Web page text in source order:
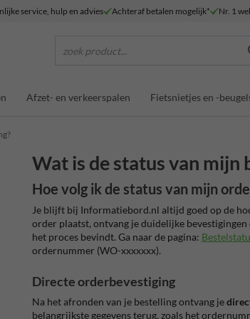
service, hulp en advies Achteraf betalen mogelijk* Nr. 1
zoek product...
Afzet- en verkeerspalen Fietsnietjes en -
Wat is de status van mijn
Hoe volg ik de status van mijn
Je blijft bij Informatiebord.nl altijd goed op de
order plaatst, ontvang je duidelijke
het proces bevindt. Ga naar de pagina:
ordernummer (WO-xxxxxxx).
Directe orderbevestiging
Na het afronden van je bestelling ontvang je
belangrijkste gegevens terug, zoals het